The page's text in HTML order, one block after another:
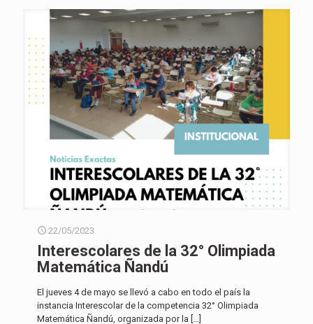
22/05/2023
Interescolares de la 32° Olimpiada
Matemática Ñandú
El jueves 4 de mayo se llevó a cabo en todo el país la
instancia Interescolar de la competencia 32° Olimpiada
Matemática Ñandú, organizada por la […]